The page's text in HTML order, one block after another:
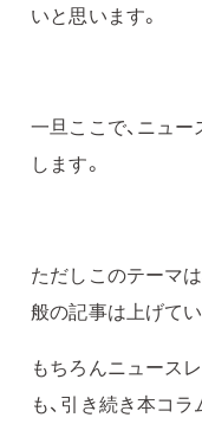
いと思います。
一旦ここで、ニュ
します。
ただしこのテーマ
般の記事は上げて
もちろんニュースレ
も、引き続き本コ